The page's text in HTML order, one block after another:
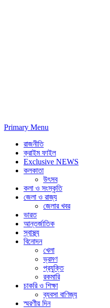
Primary Menu
রাজনীতি
ক্রাইম ফাইল
Exclusive NEWS
কলকাতা
উৎসব
কলা ও সংস্কৃতি
জেলা ও রাজ্য
জেলার খবর
ভারত
আন্তর্জাতিক
স্বাস্থ্য
বিনোদন
খেলা
ভ্রমণ
প্রযুক্তি
রকমারি
চাকরি ও শিক্ষা
ব্যবসা বাণিজ্য
স্মরণীয় দিন